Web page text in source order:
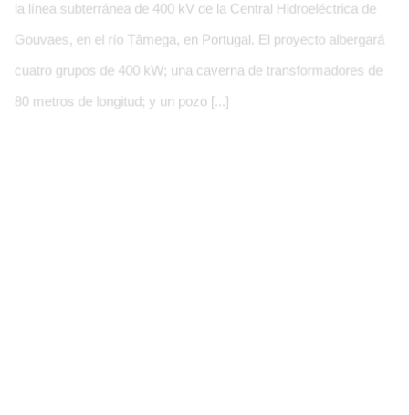
la línea subterránea de 400 kV de la Central Hidroeléctrica de
Gouvaes, en el río Tâmega, en Portugal. El proyecto albergará
cuatro grupos de 400 kW; una caverna de transformadores de
80 metros de longitud; y un pozo [...]